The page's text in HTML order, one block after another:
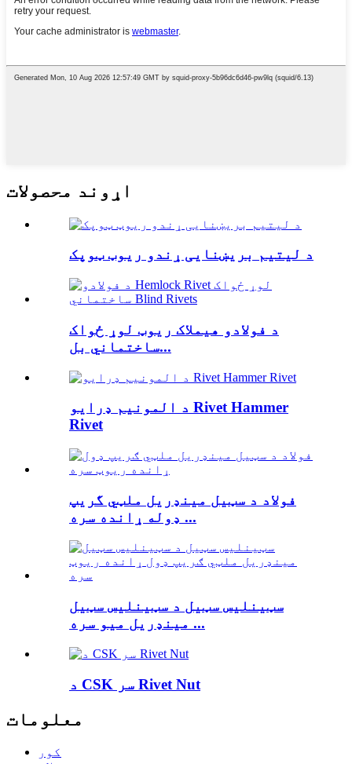
اړوند محصولات
د لیتیم بریښنایی ړندو ریوټ ټوپک
د فولادو هیملاک ریوټ لوړ ځواک
ساختماني بل...
د المونیم ډرایو Rivet Hammer
Rivet
فولاد د سټیل مینډریل ملټي گریپ
ډوله ړانده سره ...
سټینلیس سټیل د سټینلیس سټیل
مینډریل میو سره ...
د CSK سر Rivet Nut
معلومات
کور